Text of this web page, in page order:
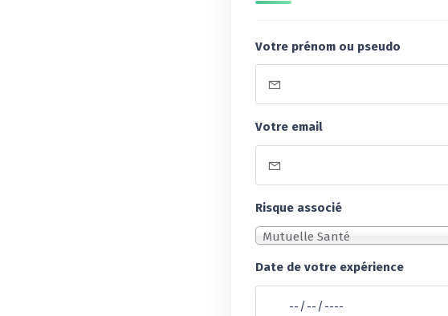
Votre prénom ou pseudo
Votre email
Risque associé
Mutuelle Santé
Date de votre expérience